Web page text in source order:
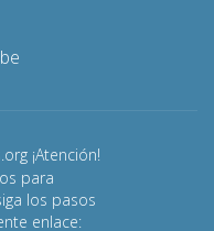
¡Atención!
para
los pasos
enlace: